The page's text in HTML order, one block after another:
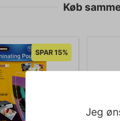
Jeg
Køb
SPAR 15%